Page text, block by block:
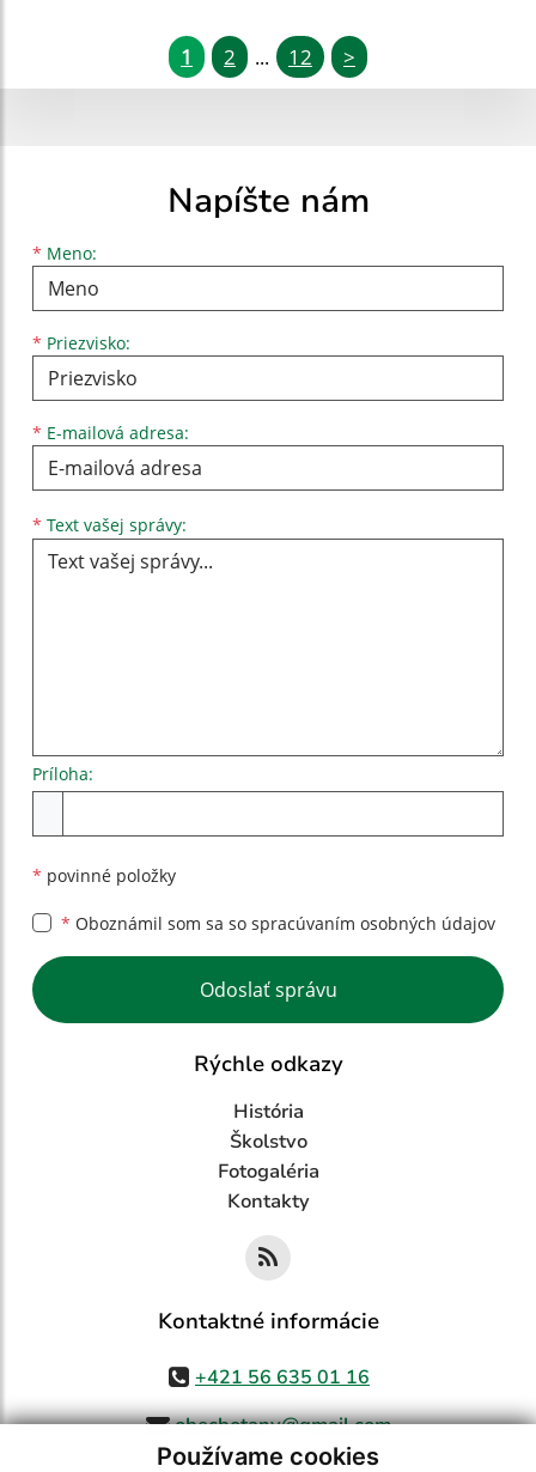
Používame cookies
1 2 ... 12 >
Napíšte nám
* Meno:
Meno
* Priezvisko:
Priezvisko
* E-mailová adresa:
E-mailová adresa
* Text vašej správy:
Príloha:
* povinné položky
* Oboznámil som sa so spracúvaním osobných údajov
Google reCaptcha Response
Odoslať správu
Rýchle odkazy
História
Školstvo
Fotogaléria
Kontakty
Kontaktné informácie
+421 56 635 01 16
obecbotany@gmail.com